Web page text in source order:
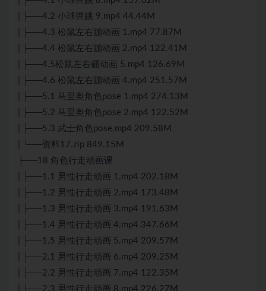
| ├──4.2 小球弹跳 9.mp4 44.44M
| ├──4.3 松鼠左右蹦动画 1.mp4 77.87M
| ├──4.4 松鼠左右蹦动画 2.mp4 122.41M
| ├──4.5松鼠左右硼动画 5.mp4 126.69M
| ├──4.6 松鼠左右蹦动画 4.mp4 251.57M
| ├──5.1 马里奥角色pose 1.mp4 274.13M
| ├──5.2 马里奥角色pose 2.mp4 122.52M
| ├──5.3 武士角色pose.mp4 209.58M
| └──资料17.zip 849.15M
├──18 角色行走动画课
| ├──1.1 男性行走动画 1.mp4 202.18M
| ├──1.2 男性行走动画 2.mp4 173.48M
| ├──1.3 男性行走动画 3.mp4 191.63M
| ├──1.4 男性行走动画 4.mp4 347.66M
| ├──1.5 男性行走动画 5.mp4 209.57M
| ├──2.1 男性行走动画 6.mp4 209.25M
| ├──2.2 男性行走动画 7.mp4 122.35M
| ├──2.3 男性行走动画 8.mp4 226.27M